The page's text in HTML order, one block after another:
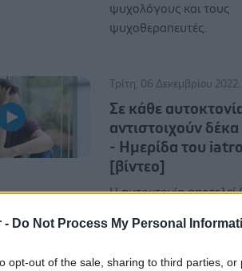
- Do Not Process My Personal
opt-out of the sale, sharing to third parties,
ψυχολόγους και τους
ψυχοθεραπευτές.
Τρίτη, 06 Δεκεμβρίου 2022,
Σε κάθε
αντιστοιχούν
- Ημερίδα του
[βίντεο]
Η αυτοκτονία αποτελεί
επίπεδο.